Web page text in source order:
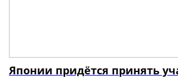
Японии придётся принять